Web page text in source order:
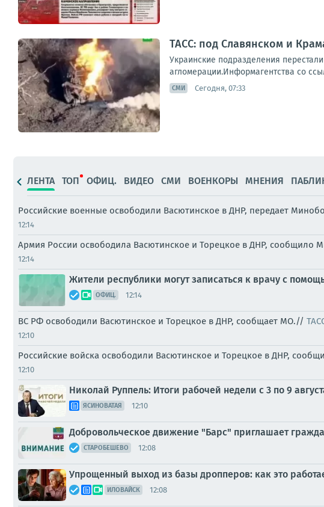
ТАСС: под Славянском и
Украинские подразделения
агломерации.Информагентства со
СМИ Сегодня, 07:33
ЛЕНТА ТОП ОФИЦ. ВИДЕО СМИ ВОЕНКОРЫ МНЕНИЯ
Российские военные освободили Васютинское в ДНР, передает
12:14
Армия России освободила Васютинское и Торецкое в ДНР,
12:14
Жители республики могут записаться к врачу с
ОФИЦ. 12:14
ВС РФ освободили Васютинское и Торецкое в ДНР, сообщает МО.//
12:10
Российские войска освободили Васютинское и Торецкое в ДНР,
12:10
Николай Руппель: Итоги рабочей недели с 3 по 9
ЯСИНОВАТАЯ 12:10
Добровольческое движение "Барс" приглашает
СТАРОБЕШЕВО 12:08
Упрощенный выход из базы дропперов: как это
ИЛОВАЙСК 12:08